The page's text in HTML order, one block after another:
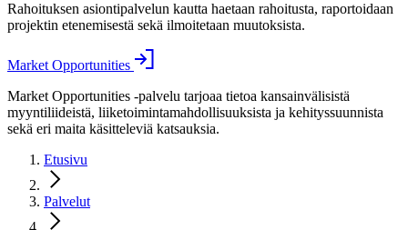
Rahoituksen asiontipalvelun kautta haetaan rahoitusta, raportoidaan
projektin etenemisestä sekä ilmoitetaan muutoksista.
Market Opportunities
Market Opportunities -palvelu tarjoaa tietoa kansainvälisistä
myyntiliideistä, liiketoimintamahdollisuuksista ja kehityssuunnista
sekä eri maita käsitteleviä katsauksia.
Etusivu
Palvelut